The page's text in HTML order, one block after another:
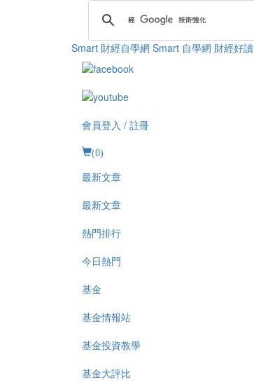
Smart 財經自學網 Smart 自學網 財經好讀
會員登入 / 註冊
(0)
最新文章
最新文章
熱門排行
今日熱門
基金
基金情報站
基金投資教學
基金大評比